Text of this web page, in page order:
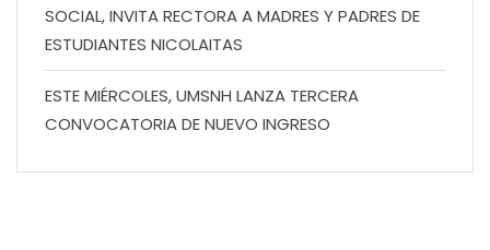
SOCIAL, INVITA RECTORA A MADRES Y PADRES DE
ESTUDIANTES NICOLAITAS
ESTE MIÉRCOLES, UMSNH LANZA TERCERA
CONVOCATORIA DE NUEVO INGRESO